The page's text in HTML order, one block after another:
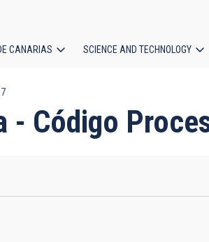
CANARIAS SCIENCE AND TECHNOLOGY
- Código